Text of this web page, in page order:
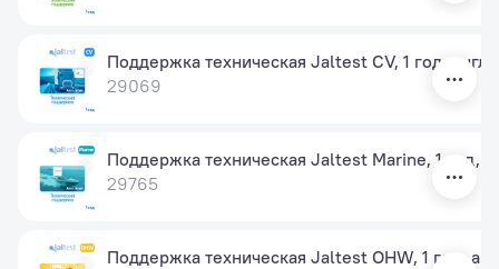
Поддержка техническая Jaltest CV, 1 год, англ.
29069
Поддержка техническая Jaltest Marine, 1 год,
29765
Поддержка техническая Jaltest OHW, 1 год,